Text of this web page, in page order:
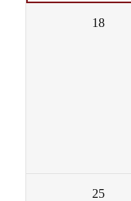
18
25